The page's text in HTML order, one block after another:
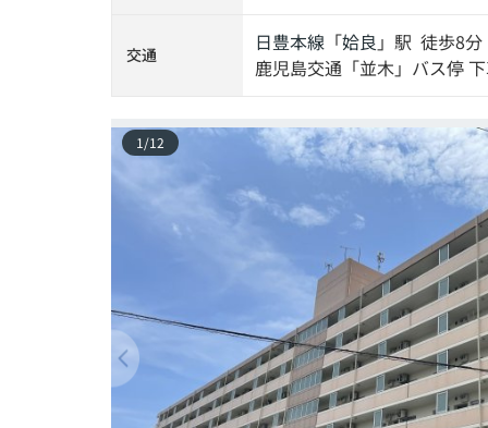
交通 日豊本線 「姶良 」駅 徒歩8分
鹿児島交通「並木」バス停
1 /12